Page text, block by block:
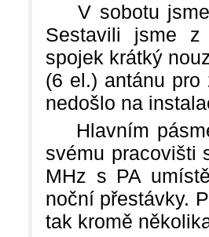
V sobotu jsme
Sestavili jsme z
spojek krátký
(6 el.) antánu
nedošlo na
Hlavním
svému pracovišti
MHz s PA
noční přestávky.
tak kromě